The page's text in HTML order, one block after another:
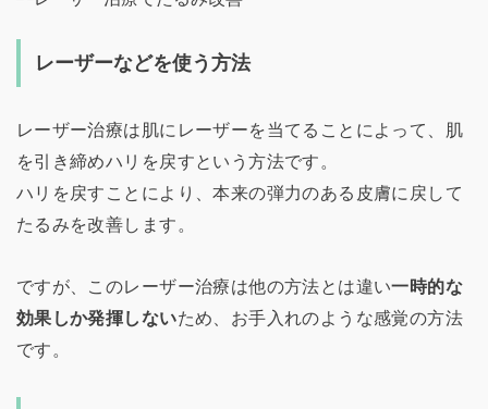
レーザーなどを使う方法
レーザー治療は肌にレーザーを当てることによって、肌
を引き締めハリを戻すという方法です。
ハリを戻すことにより、本来の弾力のある皮膚に戻して
たるみを改善します。
ですが、このレーザー治療は他の方法とは違い一時的な
効果しか発揮しないため、お手入れのような感覚の方法
です。